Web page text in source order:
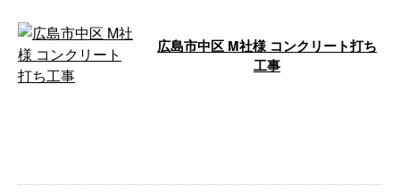
広島市中区 M社様 コンクリート打ち
工事